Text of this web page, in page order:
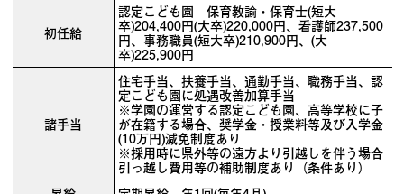
初任給
認定こども園 保育教諭・保育士(短大
卒)204,400円(大卒)220,000円、看護師237,500
円、事務職員(短大卒)210,900円、(大
卒)225,900円
諸手当
住宅手当、扶養手当、通勤手当、職務手当、認
定こども園に処遇改善加算手当
※学園の運営する認定こども園、高等学校に子
が在籍する場合、奨学金・授業料等及び入学金
(10万円)減免制度あり
※採用時に県外等の遠方より引越しを伴う場合
引っ越し費用等の補助制度あり（条件あり）